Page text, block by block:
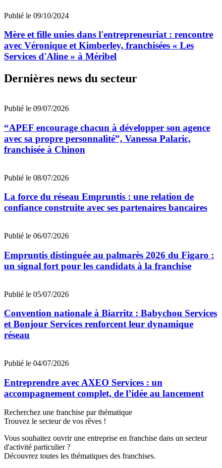
Publié le 09/10/2024
Mère et fille unies dans l'entrepreneuriat : rencontre
avec Véronique et Kimberley, franchisées « Les
Services d'Aline » à Méribel
Dernières news du secteur
Publié le 09/07/2026
“APEF encourage chacun à développer son agence
avec sa propre personnalité”, Vanessa Palaric,
franchisée à Chinon
Publié le 08/07/2026
La force du réseau Empruntis : une relation de
confiance construite avec ses partenaires bancaires
Publié le 06/07/2026
Empruntis distinguée au palmarès 2026 du Figaro :
un signal fort pour les candidats à la franchise
Publié le 05/07/2026
Convention nationale à Biarritz : Babychou Services
et Bonjour Services renforcent leur dynamique
réseau
Publié le 04/07/2026
Entreprendre avec AXEO Services : un
accompagnement complet, de l’idée au lancement
Recherchez une franchise par thématique
Trouvez le secteur de vos rêves !
Vous souhaitez ouvrir une entreprise en franchise dans un secteur
d'activité particulier ?
Découvrez toutes les thématiques des franchises.